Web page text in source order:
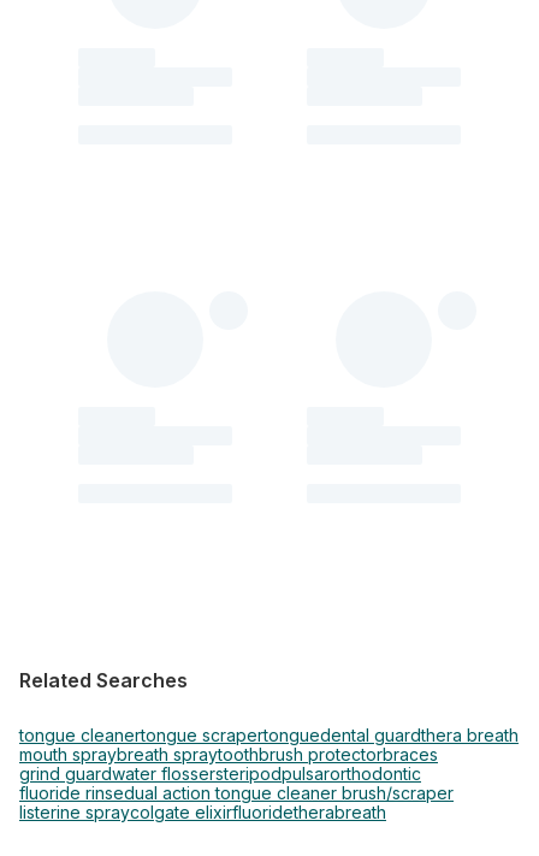
Related Searches
tongue cleanertongue scrapertonguedental guardthera breath
mouth spraybreath spraytoothbrush protectorbraces
grind guardwater flossersteripodpulsarorthodontic
fluoride rinsedual action tongue cleaner brush/scraper
listerine spraycolgate elixirfluoridetherabreath